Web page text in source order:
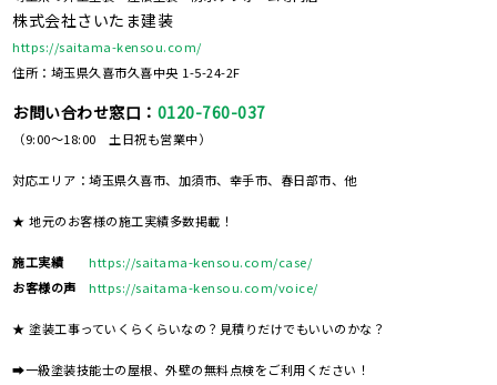
株式会社さいたま建装
https://saitama-kensou.com/
住所：埼玉県久喜市久喜中央 1-5-24-2F
お問い合わせ窓口： 0120-760-037
（9:00～18:00 土日祝も営業中）
対応エリア：埼玉県久喜市、加須市、幸手市、春日部市、他
★ 地元のお客様の施工実績多数掲載！
施工実績
https://saitama-kensou.com/case/
お客様の声
https://saitama-kensou.com/voice/
★ 塗装工事っていくらくらいなの？見積りだけでもいいのかな？
➡一級塗装技能士の屋根、外壁の無料点検をご利用ください！